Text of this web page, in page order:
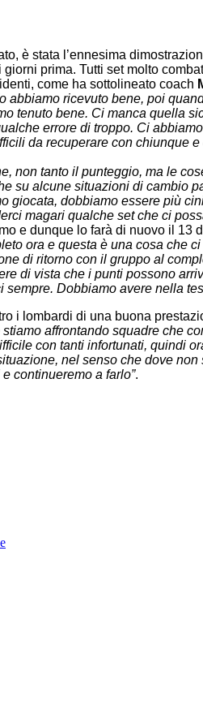
è stata l’ennesima
prima. Tutti set molto
come ha sottolineato coach
ricevuto bene, poi
tenuto bene. Ci manca quella
errore di troppo. Ci
da recuperare con chiunque
non tanto il punteggio, ma le
su alcune situazioni di cambio
giocata, dobbiamo essere più
magari qualche set che ci
e dunque lo farà di nuovo il 13
ora e questa è una cosa che
di ritorno con il gruppo al
di vista che i punti possono
Dobbiamo avere nella
i lombardi di una buona
affrontando squadre che
con tanti infortunati, quindi
nel senso che dove
continueremo a farlo”.